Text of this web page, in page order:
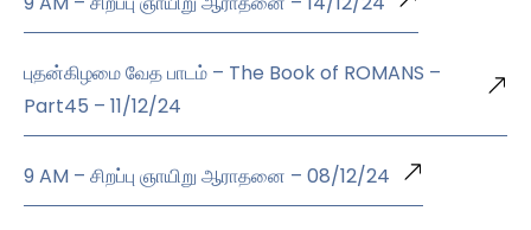
புதன்கிழமை வேத பாடம் – The Book of ROMANS –
Part45 – 11/12/24
9 AM – சிறப்பு ஞாயிறு ஆராதனை – 08/12/24